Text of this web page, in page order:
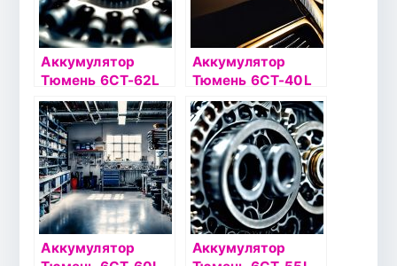
Аккумулятор
Тюмень 6СТ-62L
STANDARD о/п
Аккумулятор
Тюмень 6СТ-40L
Asia п/п
Аккумулятор
Аккумулятор